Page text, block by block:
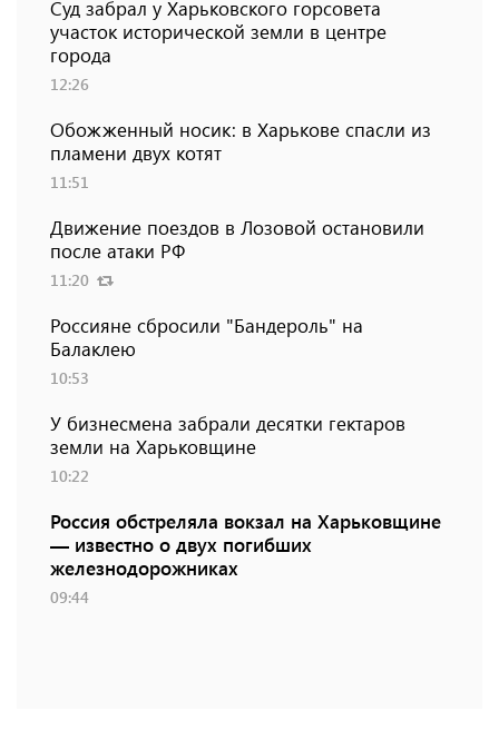
Суд забрал у Харьковского горсовета
участок исторической земли в центре
города
12:26
Обожженный носик: в Харькове спасли из
пламени двух котят
11:51
Движение поездов в Лозовой остановили
после атаки РФ
11:20
Россияне сбросили "Бандероль" на
Балаклею
10:53
У бизнесмена забрали десятки гектаров
земли на Харьковщине
10:22
Россия обстреляла вокзал на Харьковщине
— известно о двух погибших
железнодорожниках
09:44